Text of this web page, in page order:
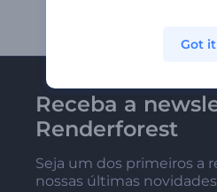
Receba a
Renderforest
Seja um dos primeiros a
nossas últimas
Got it